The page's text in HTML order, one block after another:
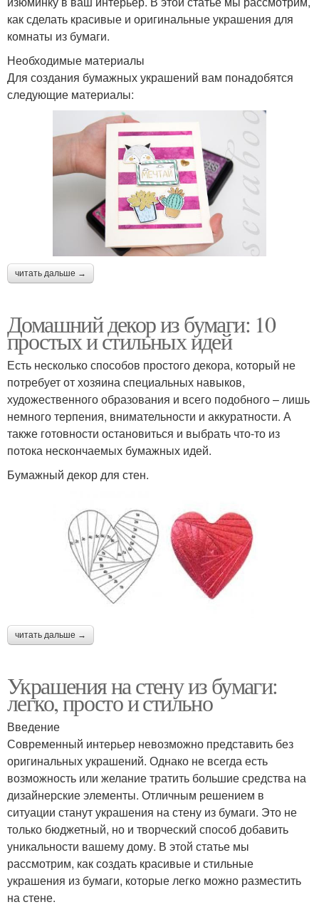
как сделать красивые и оригинальные украшения для
комнаты из бумаги.
Необходимые материалы
Для создания бумажных украшений вам понадобятся
следующие материалы:
читать дальше →
Домашний декор из бумаги: 10
простых и стильных идей
Есть несколько способов простого декора, который не
потребует от хозяина специальных навыков,
художественного образования и всего подобного – лишь
немного терпения, внимательности и аккуратности. А
также готовности остановиться и выбрать что-то из
потока нескончаемых бумажных идей.
Бумажный декор для стен.
читать дальше →
Украшения на стену из бумаги:
легко, просто и стильно
Введение
Современный интерьер невозможно представить без
оригинальных украшений. Однако не всегда есть
возможность или желание тратить большие средства на
дизайнерские элементы. Отличным решением в
ситуации станут украшения на стену из бумаги. Это не
только бюджетный, но и творческий способ добавить
уникальности вашему дому. В этой статье мы
рассмотрим, как создать красивые и стильные
украшения из бумаги, которые легко можно разместить
на стене.